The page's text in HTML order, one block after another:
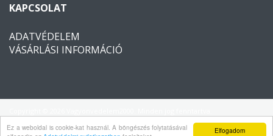
Elfogadom
Ez a weboldal is cookie-kat használ. A böngészés folytatásával
KAPCSOLAT
ADATVÉDELEM
VÁSÁRLÁSI INFORMÁCIÓ